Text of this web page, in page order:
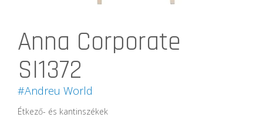
Anna Corporate
SI1372
#Andreu World
Étkező- és kantinszékek